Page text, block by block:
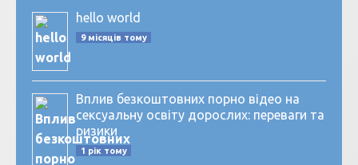
hello world
9 місяців тому
Вплив безкоштовних порно відео на
сексуальну освіту дорослих: переваги та
ризики
1 рік тому